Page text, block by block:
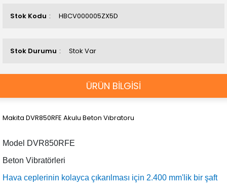
Stok Kodu HBCV000005ZX5D
Stok Durumu Stok Var
ÜRÜN BİLGİSİ
Makita DVR850RFE Akulu Beton Vıbratoru
Model DVR850RFE
Beton Vibratörleri
Hava ceplerinin kolayca çıkarılması için 2.400 mm'lik bir şaft